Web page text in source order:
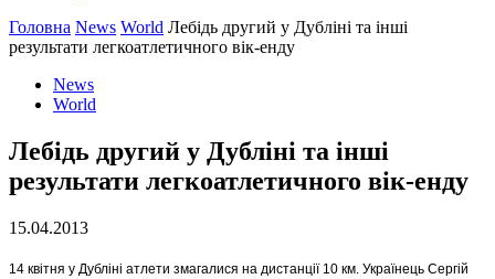
Головна News World Лебідь другий у Дубліні та інші
результати легкоатлетичного вік-енду
News
World
Лебідь другий у Дубліні та інші
результати легкоатлетичного вік-енду
15.04.2013
14 квітня у Дубліні атлети змагалися на дистанції 10 км. Українець Сергій